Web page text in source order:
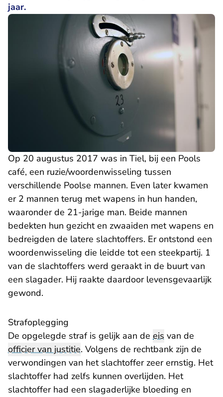
jaar.
Op 20 augustus 2017 was in Tiel, bij een Pools
café, een ruzie/woordenwisseling tussen
verschillende Poolse mannen. Even later kwamen
er 2 mannen terug met wapens in hun handen,
waaronder de 21-jarige man. Beide mannen
bedekten hun gezicht en zwaaiden met wapens en
bedreigden de latere slachtoffers. Er ontstond een
woordenwisseling die leidde tot een steekpartij. 1
van de slachtoffers werd geraakt in de buurt van
een slagader. Hij raakte daardoor levensgevaarlijk
gewond.
Strafoplegging
De opgelegde straf is gelijk aan de eis van de
officier van justitie. Volgens de rechtbank zijn de
verwondingen van het slachtoffer zeer ernstig. Het
slachtoffer had zelfs kunnen overlijden. Het
slachtoffer had een slagaderlijke bloeding en